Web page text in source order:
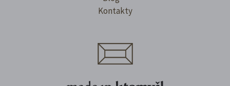
Kontakty